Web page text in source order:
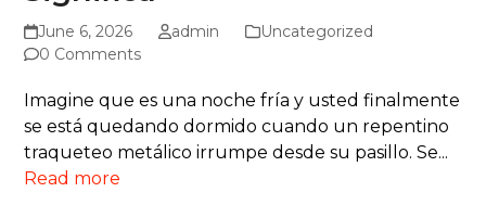
June 6, 2026 admin
Uncategorized
0 Comments
Imagine que es una noche fría y usted finalmente
se está quedando dormido cuando un repentino
traqueteo metálico irrumpe desde su pasillo. Se...
Read more